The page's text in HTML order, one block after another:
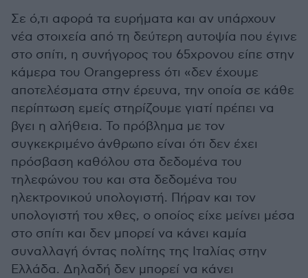
Σε ό,τι αφορά τα ευρήματα και αν υπάρχουν
νέα στοιχεία από τη δεύτερη αυτοψία που έγινε
στο σπίτι, η συνήγορος του 65χρονου είπε στην
κάμερα του Orangepress ότι «δεν έχουμε
αποτελέσματα στην έρευνα, την οποία σε κάθε
περίπτωση εμείς στηρίζουμε γιατί πρέπει να
βγει η αλήθεια. Το πρόβλημα με τον
συγκεκριμένο άνθρωπο είναι ότι δεν έχει
πρόσβαση καθόλου στα δεδομένα του
τηλεφώνου του και στα δεδομένα του
ηλεκτρονικού υπολογιστή. Πήραν και τον
υπολογιστή του χθες, ο οποίος είχε μείνει μέσα
στο σπίτι και δεν μπορεί να κάνει καμία
συναλλαγή όντας πολίτης της Ιταλίας στην
Ελλάδα. Δηλαδή δεν μπορεί να κάνει